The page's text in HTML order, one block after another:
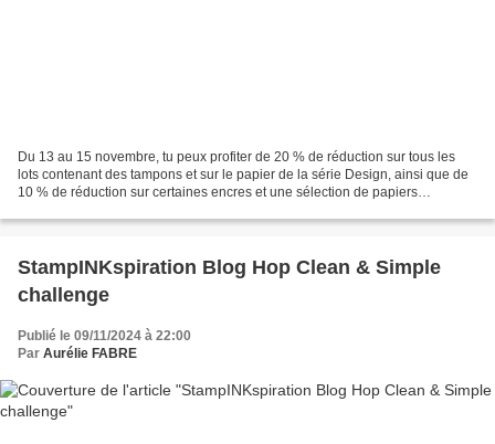
Du 13 au 15 novembre, tu peux profiter de 20 % de réduction sur tous les
lots contenant des tampons et sur le papier de la série Design, ainsi que de
10 % de réduction sur certaines encres et une sélection de papiers
StampINKspiration Blog Hop Clean & Simple
challenge
Publié le 09/11/2024 à 22:00
Par Aurélie FABRE